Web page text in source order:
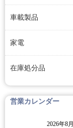
車載製品
家電
在庫処分品
営業カレンダー
2026年8月